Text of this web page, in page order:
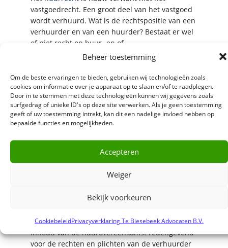
Beheer toestemming
Om de beste ervaringen te bieden, gebruiken wij technologieën zoals
cookies om informatie over je apparaat op te slaan en/of te raadplegen.
Door in te stemmen met deze technologieën kunnen wij gegevens zoals
surfgedrag of unieke ID's op deze site verwerken. Als je geen toestemming
geeft of uw toestemming intrekt, kan dit een nadelige invloed hebben op
bepaalde functies en mogelijkheden.
Accepteren
Weiger
Bekijk voorkeuren
CookiebeleidPrivacyverklaring Te Biesebeek Advocaten B.V.
vastgoedrecht. Een groot deel van het vastgoed
wordt verhuurd. Wat is de rechtspositie van een
verhuurder en van een huurder? Bestaat er wel
of niet recht op huur- en of
ontruimingsbescherming? Wordt een huurder
door gebreken aan het vastgoed wel of niet
aangetast in het huurgenot en, zo ja, geeft dat
recht op huurverlaging of op huurvermindering?
Mag een huurder de betaling van de
huurpenningen wel of niet opschorten? Kan een
huurovereenkomst beëindigd worden en, zo ja,
welke termijn? Allemaal vragen waar een
verhuurder of een huurder van onroerend vaak
tegenaan loopt. Vragen die niet eenduidig
kunnen worden beantwoord. De beantwoording
huurovereenkomst: betreft het huur van
middenstandsbedrijfsruimte. Daarnaast is de
inhoud van de huurovereenkomst redengevend
voor de rechten en plichten van de verhuurder